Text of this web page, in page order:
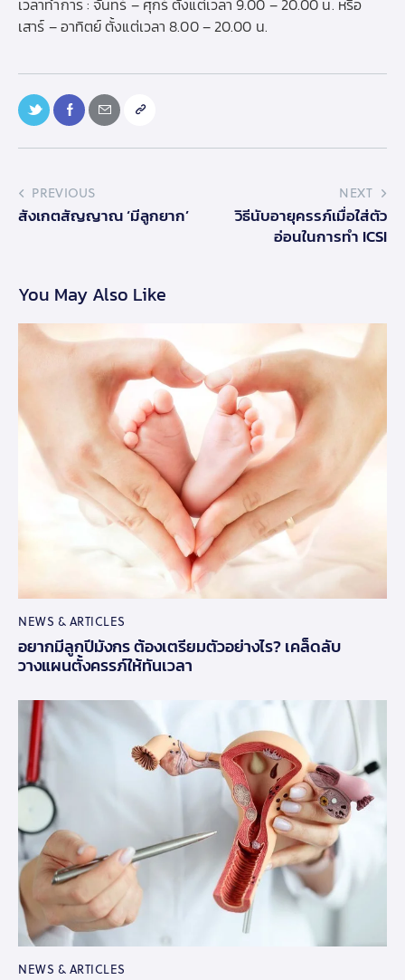
เวลาทำการ : จันทร์ – ศุกร์ ตั้งแต่เวลา 9.00 – 20.00 น. หรือ
เสาร์ – อาทิตย์ ตั้งแต่เวลา 8.00 – 20.00 น.
PREVIOUS
สังเกตสัญญาณ ‘มีลูกยาก’
NEXT
วิธีนับอายุครรภ์เมื่อใส่ตัว
อ่อนในการทำ ICSI
You May Also Like
NEWS & ARTICLES
อยากมีลูกปีมังกร ต้องเตรียมตัวอย่างไร? เคล็ดลับ
วางแผนตั้งครรภ์ให้ทันเวลา
NEWS & ARTICLES